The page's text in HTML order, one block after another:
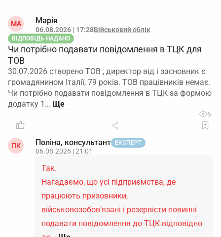
МА Марія
06.08.2026 | 17:28Військовий облік
ВІДПОВІДЬ НАДАНО
Чи потрібно подавати повідомлення в ТЦК для
ТОВ
30.07.2026 створено ТОВ , директор від і засновник є
громадянином Італії, 79 років. ТОВ працівників немає.
Чи потрібно подавати повідомлення в ТЦК за формою
додатку 1…
6
ПК Поліна, консультант ЕКСПЕРТ
06.08.2026 | 21:01
Так.
Нагадаємо, що усі підприємства, де
працюють призовники,
військовозобов’язані і резервісти повинні
подавати повідомлення до ТЦК відповідно